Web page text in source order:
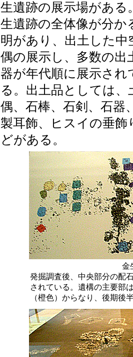
生遺跡の展示場がある
生遺跡の全体像が分か
明があり、出土した中
偶の展示し、多数の出
器が年代順に展示され
る。出土品としては、
偶、石棒、石剣、石器
製耳飾、ヒスイの垂飾
どがある。
金
発掘調査後、中央部分の配
されている。遺構の主要部
（橙色）からなり、後期後